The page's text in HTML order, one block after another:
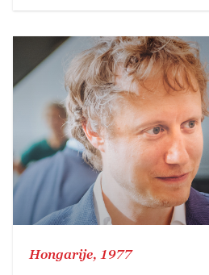
Hongarije, 1977